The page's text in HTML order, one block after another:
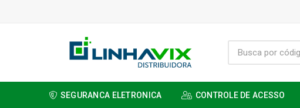
SEGURANCA ELETRONICA CONTROLE DE ACESSO